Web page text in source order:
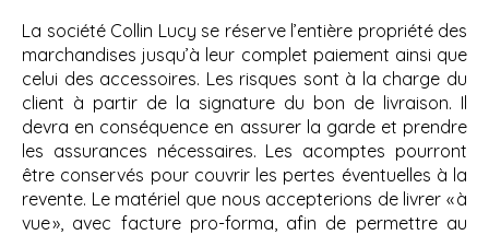
La société Collin Lucy se réserve l’entière propriété des
marchandises jusqu’à leur complet paiement ainsi que
celui des accessoires. Les risques sont à la charge du
client à partir de la signature du bon de livraison. Il
devra en conséquence en assurer la garde et prendre
les assurances nécessaires. Les acomptes pourront
être conservés pour couvrir les pertes éventuelles à la
revente. Le matériel que nous accepterions de livrer « à
vue », avec facture pro-forma, afin de permettre au